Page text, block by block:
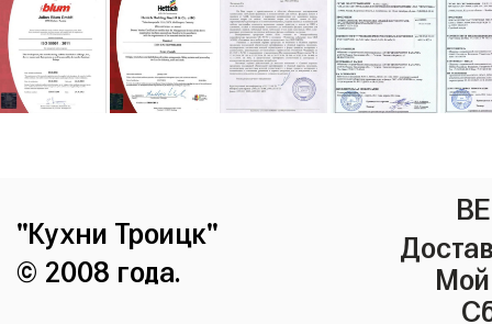
"Кухни Троицк"
© 2008 года.